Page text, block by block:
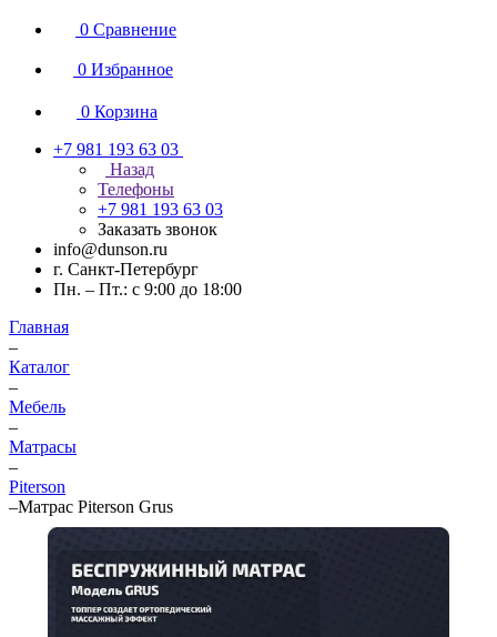
0 Сравнение
0 Избранное
0 Корзина
+7 981 193 63 03
Назад
Телефоны
+7 981 193 63 03
Заказать звонок
info@dunson.ru
г. Санкт-Петербург
Пн. – Пт.: с 9:00 до 18:00
Главная
–
Каталог
–
Мебель
–
Матрасы
–
Piterson
–Матрас Piterson Grus